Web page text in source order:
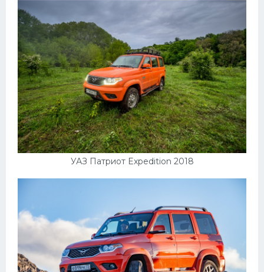
УАЗ Патриот Expedition 2018
Фольксваген
Лексус
Дэу
Скания
Форд
Черри
Джили
Инфинити
Фиат